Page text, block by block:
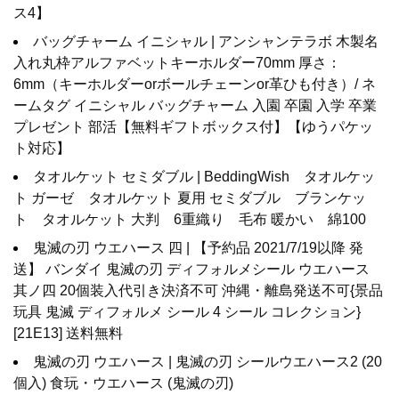
ス4】
バッグチャーム イニシャル | アンシャンテラボ 木製名
入れ丸枠アルファベットキーホルダー70mm 厚さ：
6mm（キーホルダーorボールチェーンor革ひも付き）/ ネ
ームタグ イニシャル バッグチャーム 入園 卒園 入学 卒業
プレゼント 部活【無料ギフトボックス付】【ゆうパケッ
ト対応】
タオルケット セミダブル | BeddingWish タオルケッ
ト ガーゼ タオルケット 夏用 セミダブル ブランケッ
ト タオルケット 大判 6重織り 毛布 暖かい 綿100
鬼滅の刃 ウエハース 四 | 【予約品 2021/7/19以降 発
送】 バンダイ 鬼滅の刃 ディフォルメシール ウエハース
其ノ四 20個装入代引き決済不可 沖縄・離島発送不可{景品
玩具 鬼滅 ディフォルメ シール 4 シール コレクション}
[21E13] 送料無料
鬼滅の刃 ウエハース | 鬼滅の刃 シールウエハース2 (20
個入) 食玩・ウエハース (鬼滅の刃)